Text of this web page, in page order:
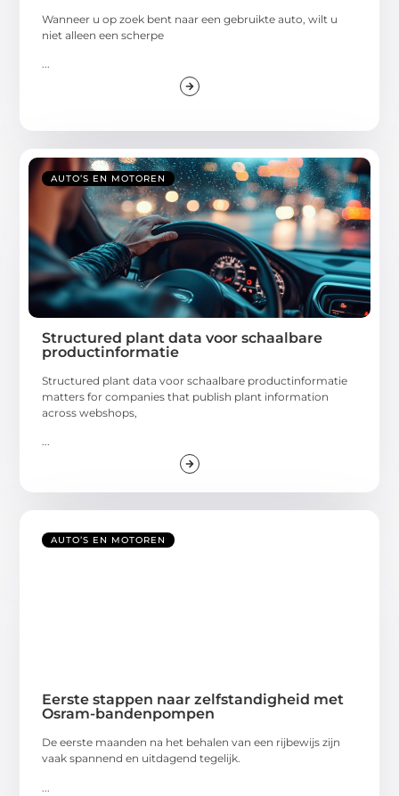
Wanneer u op zoek bent naar een gebruikte auto, wilt u
niet alleen een scherpe
...
AUTO’S EN MOTOREN
Structured plant data voor schaalbare
productinformatie
Structured plant data voor schaalbare productinformatie
matters for companies that publish plant information
across webshops,
...
AUTO’S EN MOTOREN
Eerste stappen naar zelfstandigheid met
Osram-bandenpompen
De eerste maanden na het behalen van een rijbewijs zijn
vaak spannend en uitdagend tegelijk.